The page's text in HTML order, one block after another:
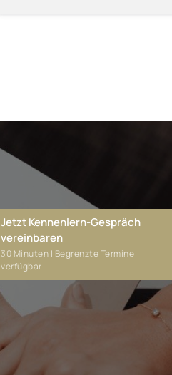
Jetzt Kennenlern-Gespräch
vereinbaren
30 Minuten | Begrenzte Termine
verfügbar